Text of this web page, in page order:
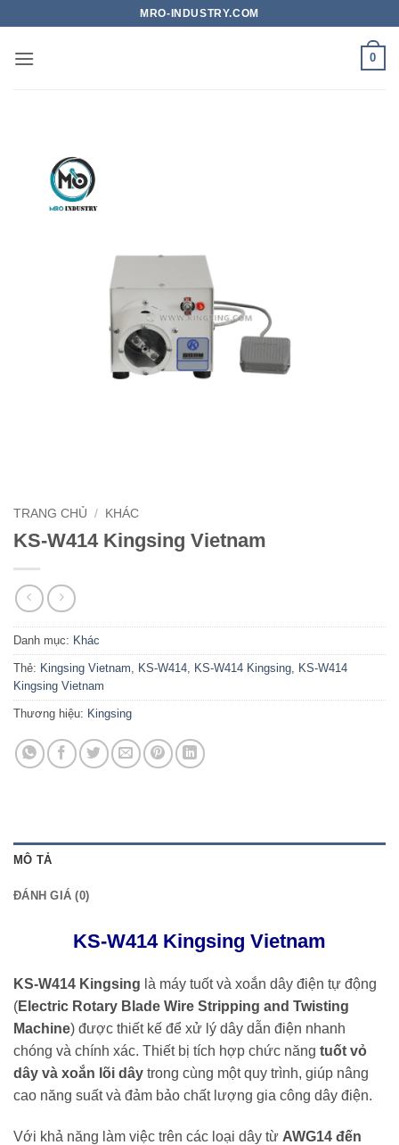
nội
MRO-INDUSTRY.COM
0
TRANG CHỦ / KHÁC
KS-W414 Kingsing Vietnam
Danh mục: Khác
Thẻ: Kingsing Vietnam, KS-W414, KS-W414 Kingsing, KS-W414
Kingsing Vietnam
Thương hiệu: Kingsing
MÔ TẢ
ĐÁNH GIÁ (0)
KS-W414 Kingsing Vietnam
KS-W414 Kingsing là máy tuốt và xoắn dây điện tự động
(Electric Rotary Blade Wire Stripping and Twisting
Machine) được thiết kế để xử lý dây dẫn điện nhanh
chóng và chính xác. Thiết bị tích hợp chức năng tuốt vỏ
dây và xoắn lõi dây trong cùng một quy trình, giúp nâng
cao năng suất và đảm bảo chất lượng gia công dây điện.
Với khả năng làm việc trên các loại dây từ AWG14 đến